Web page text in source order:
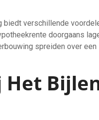
biedt verschillende
doorgaans
spreiden over